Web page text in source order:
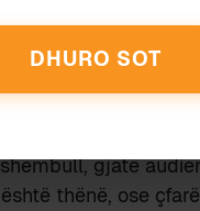
që kanë
pas
gjatë
thënë, ose
DHURO SOT